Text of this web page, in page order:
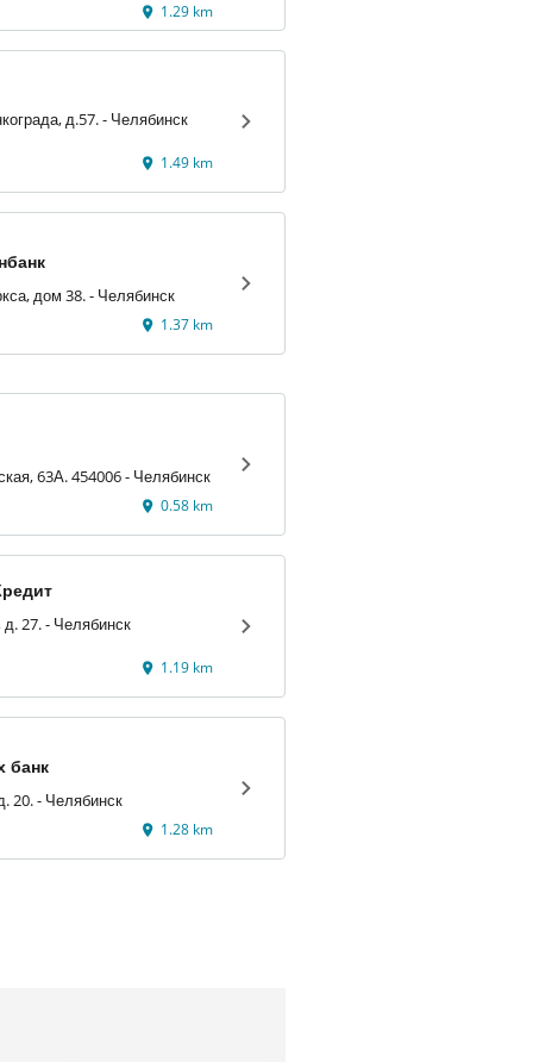
1.29 km
ул. Героев Танкограда, д.57. - Челябинск
1.49 km
ул. Карла Маркса, дом 38. - Челябинск
1.37 km
63А. 454006 - Челябинск
0.58 km
ул. Салютная, д. 27. - Челябинск
1.19 km
банк
ул. Свободы, д. 20. - Челябинск
1.28 km